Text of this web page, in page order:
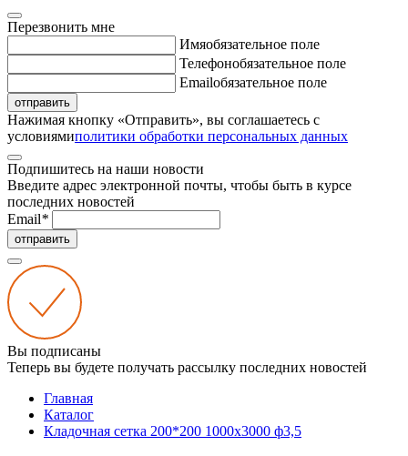
Перезвонить мне
Имяобязательное поле
Телефонобязательное поле
Emailобязательное поле
отправить
Нажимая кнопку «Отправить», вы соглашаетесь с
условиямиполитики обработки персональных данных
Подпишитесь на наши новости
Введите адрес электронной почты, чтобы быть в курсе
последних новостей
Email*
отправить
Вы подписаны
Теперь вы будете получать рассылку последних новостей
Главная
Каталог
Кладочная сетка 200*200 1000х3000 ф3,5